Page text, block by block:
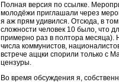
Полная версия по ссылке.
молодёжи приглашали через
я аж прям удивился. Отсюда, в
сложности человек 10 было, что
примерно раз в полтора месяца).
числа коммунистов,
встрече аццки спорили только с
цензуры.
Во время обсуждения я,